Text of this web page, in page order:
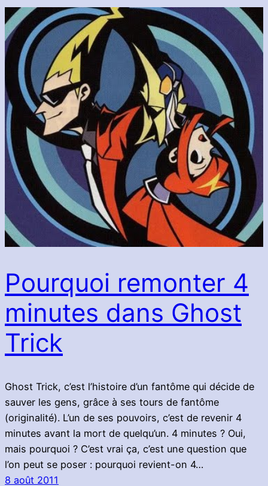
Pourquoi remonter 4
minutes dans Ghost
Trick
Ghost Trick, c’est l’histoire d’un fantôme qui décide de
sauver les gens, grâce à ses tours de fantôme
(originalité). L’un de ses pouvoirs, c’est de revenir 4
minutes avant la mort de quelqu’un. 4 minutes ? Oui,
mais pourquoi ? C’est vrai ça, c’est une question que
l’on peut se poser : pourquoi revient-on 4…
8 août 2011